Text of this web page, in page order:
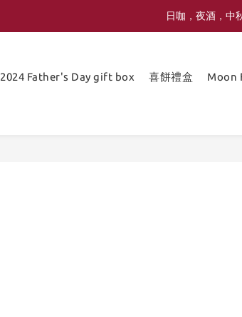
喜豐香1985 × 薑薑小姐花藝工作
喜豐香1985 × 薑薑小姐花藝工作
日咖，夜酒，中
2024 Father's Day gift box 喜餅禮盒 Moon